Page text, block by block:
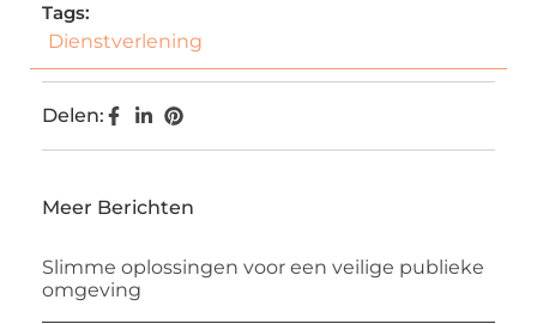
Tags:
Dienstverlening
Delen:
Meer Berichten
Slimme oplossingen voor een veilige publieke
omgeving